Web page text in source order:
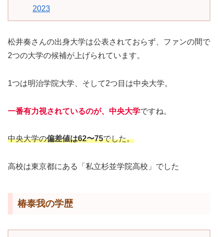
2023
松井奏さんの出身大学は公表されておらず、ファンの間で
2つの大学の候補が上げられています。
1つは明治学院大学、そして2つ目は中央大学。
一番有力視されているのが、中央大学ですね。
中央大学の偏差値は62〜75でした。
高校は東京都にある「私立杉並学院高校」でした
椿泰我の学歴